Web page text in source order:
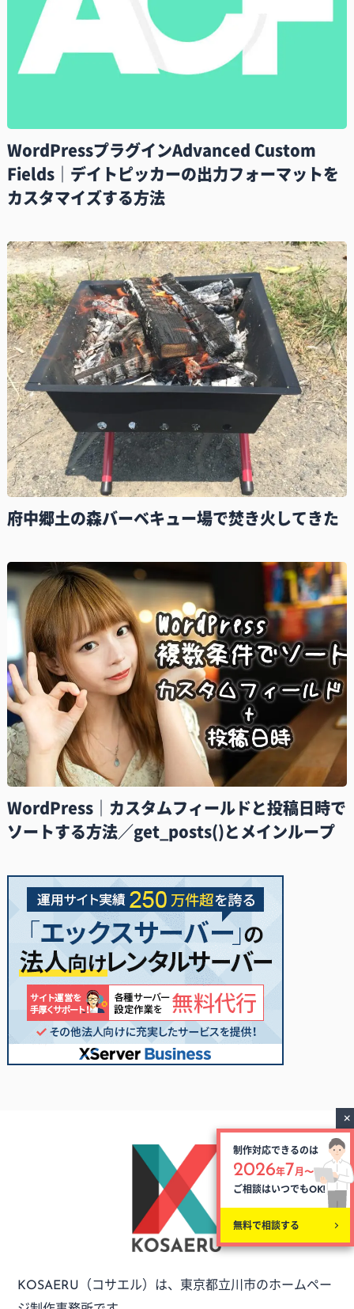
WordPressプラグインAdvanced Custom
Fields｜デイトピッカーの出力フォーマットを
カスタマイズする方法
府中郷土の森バーベキュー場で焚き火してきた
WordPress｜カスタムフィールドと投稿日時で
ソートする方法／get_posts()とメインループ
KOSAERU （コサエル）は、 東京都立川市のホームペー
制作対応できるのは
2026年7月〜
ご相談はいつでもOK!
無料で相談する